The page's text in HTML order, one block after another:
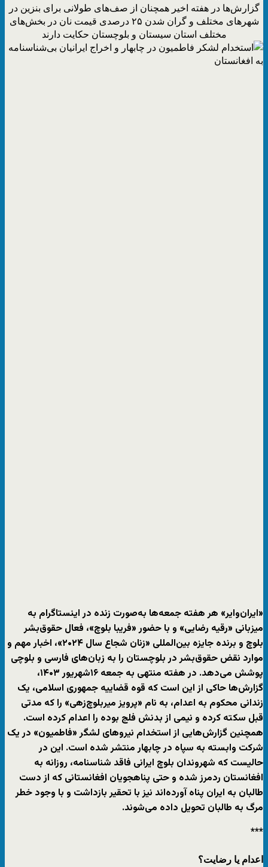
گزارش‌ها در هفته اخیر همچنان از صف‌های طولانی برای بنزین در
شهرهای مختلف و گران شدن ۲۵ درصدی قیمت نان در بخش‌های
مختلف استان سیستان و بلوچستان حکایت دارند
«ایران‌وایر» هر هفته جمعه‌ها به‌صورت زنده در اینستاگرام به
میزبانی «رقیه رضایی» و با حضور «فریبا بلوچ»، فعال حقوق‌بشر
بلوچ و برنده جایزه بین‌المللی «زنان شجاع سال ۲۰۲۴»، اخبار مهم و
موارد نقض حقوق‌بشر در بلوچستان را به زبان‌های فارسی و بلوچی
پوشش می‌دهد. در هفته منتهی به جمعه ۱۶شهریور ۱۴۰۳،
گزارش‌ها حاکی از این است که قوه قضاییه جمهوری اسلامی، یک
زندانی محکوم به اعدام، به نام «پرویز میربلوچ‌زهی» را که مدتی
قبل سکته کرده و نیمی از بدنش فلج بوده را اعدام کرده است.
همچنین گزارش‌هایی از استخدام نیروهای لشگر «فاطمیون» در یک
شرکت وابسته به سپاه در چابهار منتشر شده است. این در
حالیست که شهروندان بلوچ ایرانی فاقد شناسنامه، روزانه به
افغانستان ردمرز شده و حتی پناهجویان افغانستانی که از دست
طالبان به ایران پناه آورده‌اند نیز با تحقیر بازداشت و با وجود خطر
مرگ به طالبان تحویل داده می‌شوند.
***
اعدام یا رضایت؟